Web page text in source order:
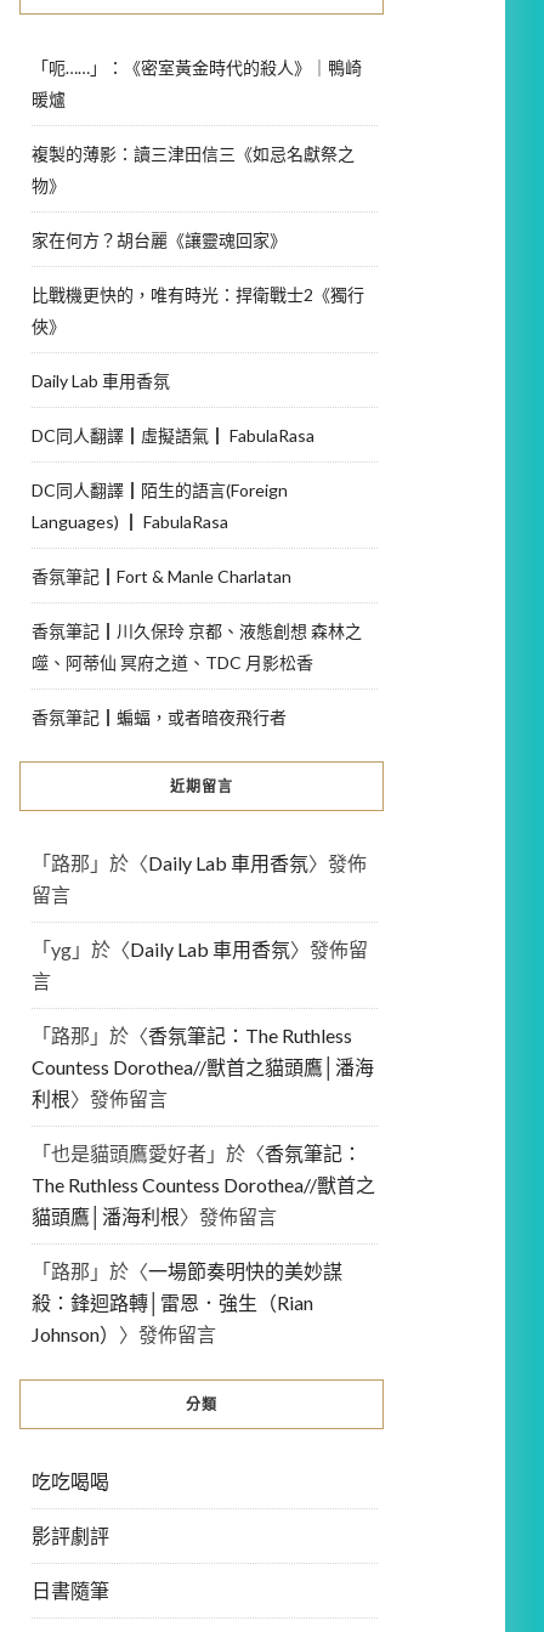
「呃……」：《密室黃金時代的殺人》｜鴨崎
暖爐
複製的薄影：讀三津田信三《如忌名獻祭之
物》
家在何方？胡台麗《讓靈魂回家》
比戰機更快的，唯有時光：捍衛戰士2《獨行
俠》
Daily Lab 車用香氛
DC同人翻譯┃虛擬語氣┃ FabulaRasa
DC同人翻譯┃陌生的語言(Foreign
Languages) ┃ FabulaRasa
香氛筆記┃Fort & Manle Charlatan
香氛筆記┃川久保玲 京都、液態創想 森林之
噬、阿蒂仙 冥府之道、TDC 月影松香
香氛筆記┃蝙蝠，或者暗夜飛行者
近期留言
「路那 」於〈Daily Lab 車用香氛〉發佈
留言
「yg 」於〈Daily Lab 車用香氛〉發佈留
言
「路那 」於〈香氛筆記：The Ruthless
Countess Dorothea//獸首之貓頭鷹│潘海
利根〉發佈留言
「也是貓頭鷹愛好者 」於〈香氛筆記：
The Ruthless Countess Dorothea//獸首之
貓頭鷹│潘海利根〉發佈留言
「路那 」於〈一場節奏明快的美妙謀
殺：鋒迴路轉│雷恩．強生（Rian
Johnson） 〉發佈留言
分類
吃吃喝喝
影評劇評
日書隨筆